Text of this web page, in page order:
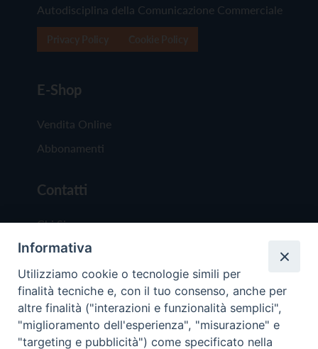
Autodisciplina della Comunicazione Commerciale
E-Shop
Vendita Online
Abbonamenti
Contatti
Chi Siamo
Redazione
Scrivici
Informativa
Utilizziamo cookie o tecnologie simili per
finalità tecniche e, con il tuo consenso, anche per
altre finalità ("interazioni e funzionalità semplici",
"miglioramento dell'esperienza", "misurazione" e
"targeting e pubblicità") come specificato nella